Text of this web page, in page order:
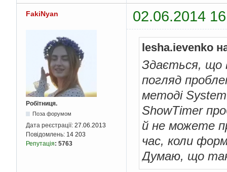
FakiNyan 02.06.2014
Робітниця.
Поза форумом
Дата реєстрації: 27.06.2013
Повідомлень: 14 203
Репутація: 5763
lesha.ievenko
Здається, що
погляд
методі
ShowTimer
й не можете
час, коли
Думаю, що